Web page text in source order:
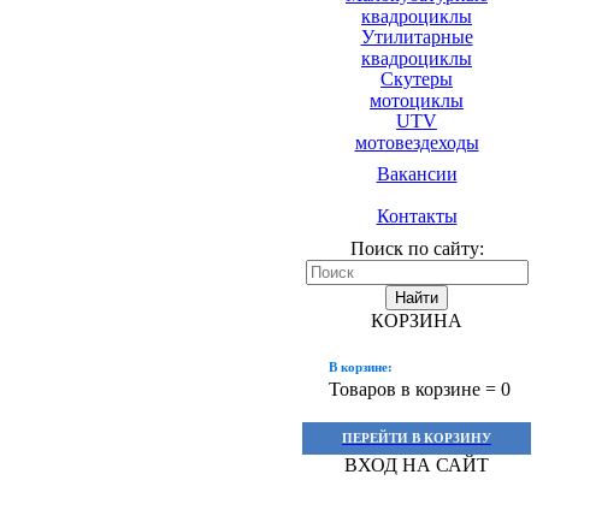
квадроциклы
Утилитарные
квадроциклы
Скутеры
мотоциклы
UTV
мотовездеходы
Вакансии
Контакты
Поиск по сайту:
Найти
КОРЗИНА
В корзине:
Товаров в корзине = 0
ПЕРЕЙТИ В КОРЗИНУ
ВХОД НА САЙТ